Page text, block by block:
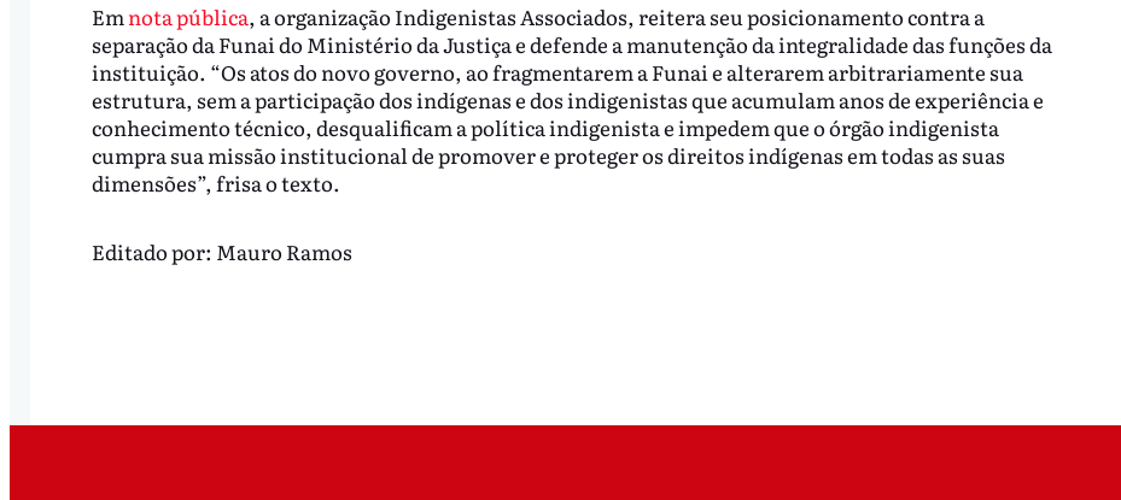
Emnota pública, a organização Indigenistas Associados, reitera seu posicionamento contra a
separação da Funai do Ministério da Justiça e defende a manutenção da integralidade das funções da
instituição. “Os atos do novo governo, ao fragmentarem a Funai e alterarem arbitrariamente sua
estrutura, sem a participação dos indígenas e dos indigenistas que acumulam anos de experiência e
conhecimento técnico, desqualificam a política indigenista e impedem que o órgão indigenista
cumpra sua missão institucional de promover e proteger os direitos indígenas em todas as suas
dimensões”, frisa o texto.
Editado por: Mauro Ramos